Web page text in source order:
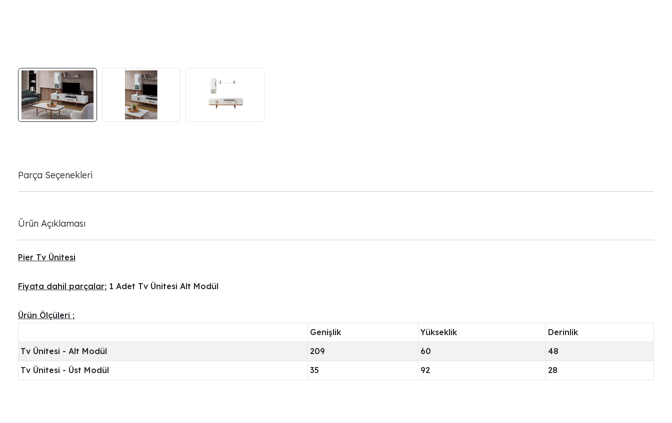
Parça Seçenekleri
Ürün Açıklaması
Pier Tv Ünitesi
Fiyata dahil parçalar; 1 Adet Tv Ünitesi Alt Modül
Ürün Ölçüleri ;
Genişlik
Yükseklik
Derinlik
Tv Ünitesi - Alt Modül
209 60
48
Tv Ünitesi - Üst Modül
35 92 28